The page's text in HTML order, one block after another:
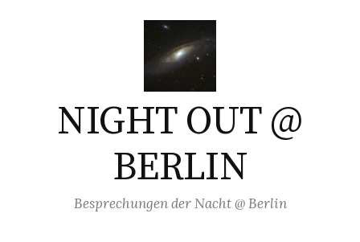
NIGHT OUT @
BERLIN
Besprechungen der Nacht @ Berlin